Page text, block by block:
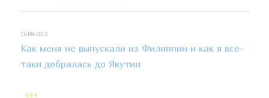
17-09-2012
Как меня не выпускали из Филиппин и как я все-
таки добралась до Якутии